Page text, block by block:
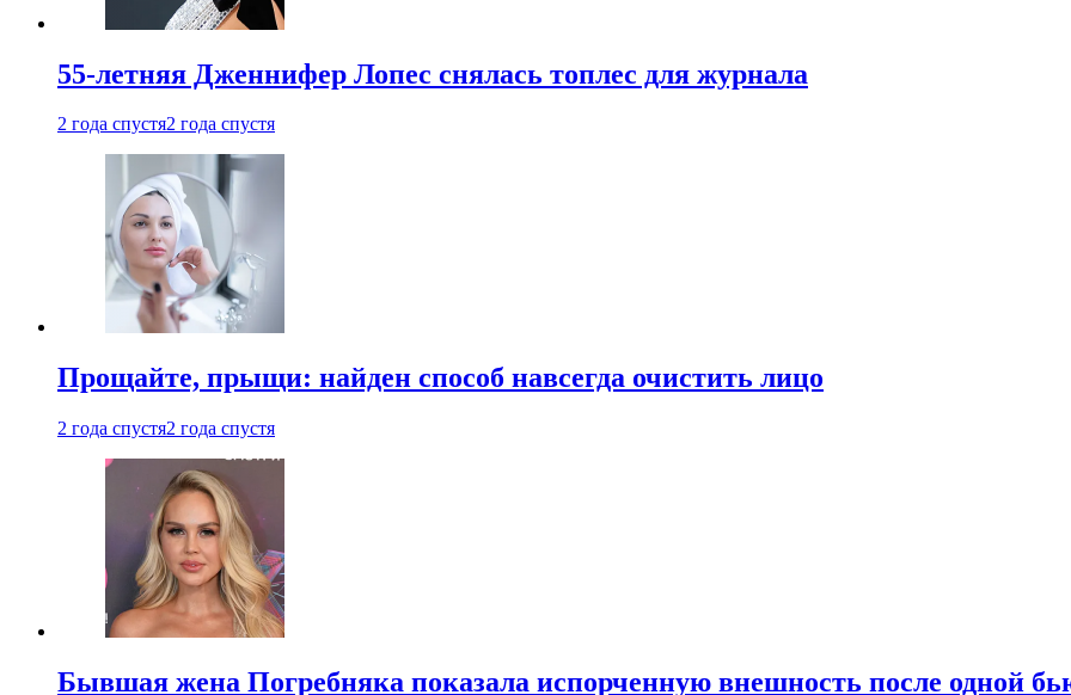
55-летняя Дженнифер Лопес снялась топлес для журнала
2 года спустя2 года спустя
Прощайте, прыщи: найден способ навсегда очистить лицо
2 года спустя2 года спустя
Бывшая жена Погребняка показала испорченную внешность после одной